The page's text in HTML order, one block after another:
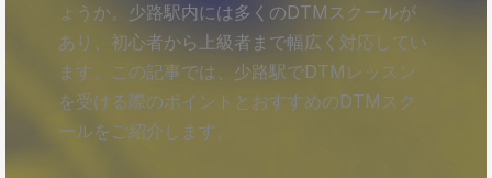
ょうか。少路駅内には多くのDTMスクールが
あり、初心者から上級者まで幅広く対応してい
ます。この記事では、少路駅でDTMレッスン
を受ける際のポイントとおすすめのDTMスク
ールをご紹介します。